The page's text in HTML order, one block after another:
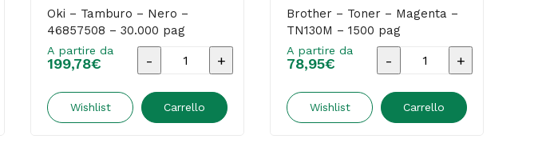
Oki – Tamburo – Nero –
46857508 – 30.000 pag
A partire da
199,78€
Oki
Tamburo
Wishlist Carrello
Brother – Toner – Magenta –
TN130M – 1500 pag
A partire da
78,95€
Brother
Toner
Wishlist Carrello